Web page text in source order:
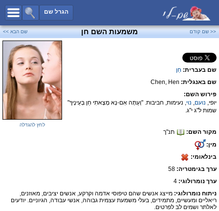
הגרל שם
כל השמות
שמות לבנים
שמות לבנות
שמות משותפים
שמות נפוצים
שמות נדירים
קטגוריות
פייסבוק
<< שם קודם משמעות השם חן שם הבא >>
שם בעברית: חֵן
שם באנגלית: Chen, Hen
פירוש השם:
יופי, נועם, נוי, נעימות, חביבות. "וְעַתָּה אִם-נָא מָצָאתִי חֵן בְּעֵינֶיךָ"
שמות ל"ג י"ג.
מקור השם:
תנ"ך
מין:
בינלאומי:
ערך בגימטריה:
ערך נומרולוגי: 4
לחץ להגדלה
ניתוח נומרולוגי: מייצג אנשים שהם טיפוסי אדמה וקרקע, אנשים יציבים, מאוזנים,
ריאליים ומעשיים, מתמידים, בעלי משמעת עצמית גבוהה, אנשי עבודה, הגיוניים. יודעים
לאלתר ושמים לב לפרטים.